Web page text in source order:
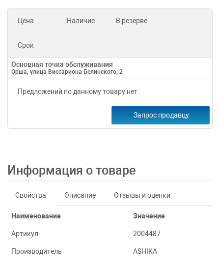
Цена Наличие В резерве
Срок
Основная точка обслуживания
Орша, улица Виссариона Белинского, 2
Предложений по данному товару нет
Запрос продавцу
Информация о товаре
Свойства Описание Отзывы и оценки
Наименование Значение
Артикул 2004487
Производитель ASHIKA